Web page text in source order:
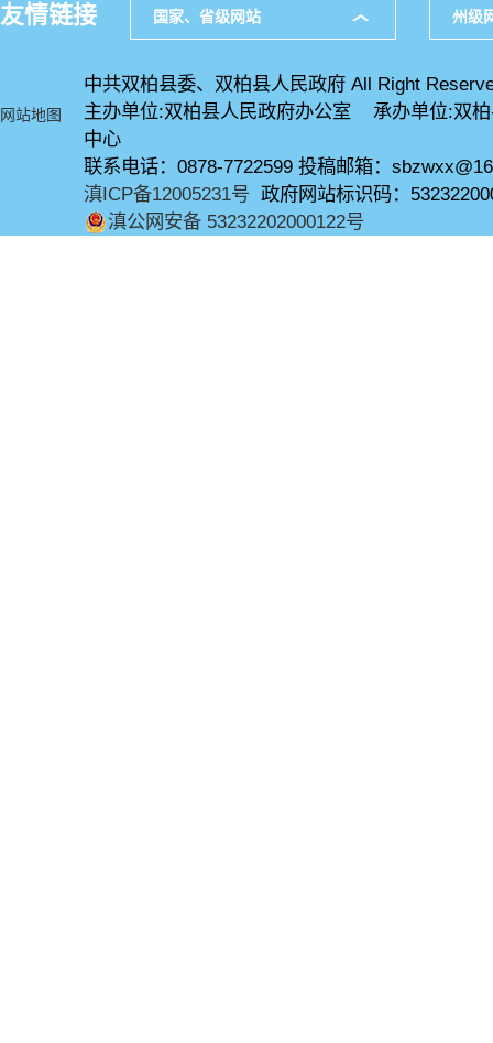
友情链接 国家、省级网站 州级
网站地图
中共双柏县委、双柏县人民政府 All Right
主办单位:双柏县人民政府办公室 承办单位:双
中心
联系电话：0878-7722599 投稿邮箱：
滇ICP备12005231号 政府网站标识码：
滇公网安备 53232202000122号